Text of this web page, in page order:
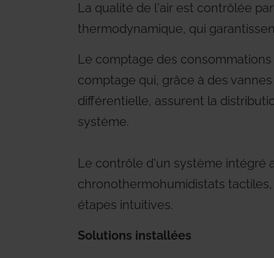
La qualité de l'air est contrôlée
thermodynamique, qui
Le comptage des
comptage qui, grâce à des
différentielle, assurent la
système.
Le contrôle d'un système intégré
chronothermohumidistats
étapes intuitives.
Solutions installées